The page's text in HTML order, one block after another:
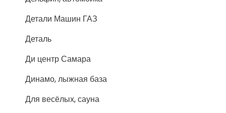
Детали Машин ГАЗ
Деталь
Ди центр Самара
Динамо, лыжная база
Для весёлых, сауна